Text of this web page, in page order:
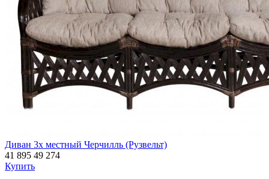
Диван 3х местный Черчилль (Рузвельт)
41 895 49 274
Купить